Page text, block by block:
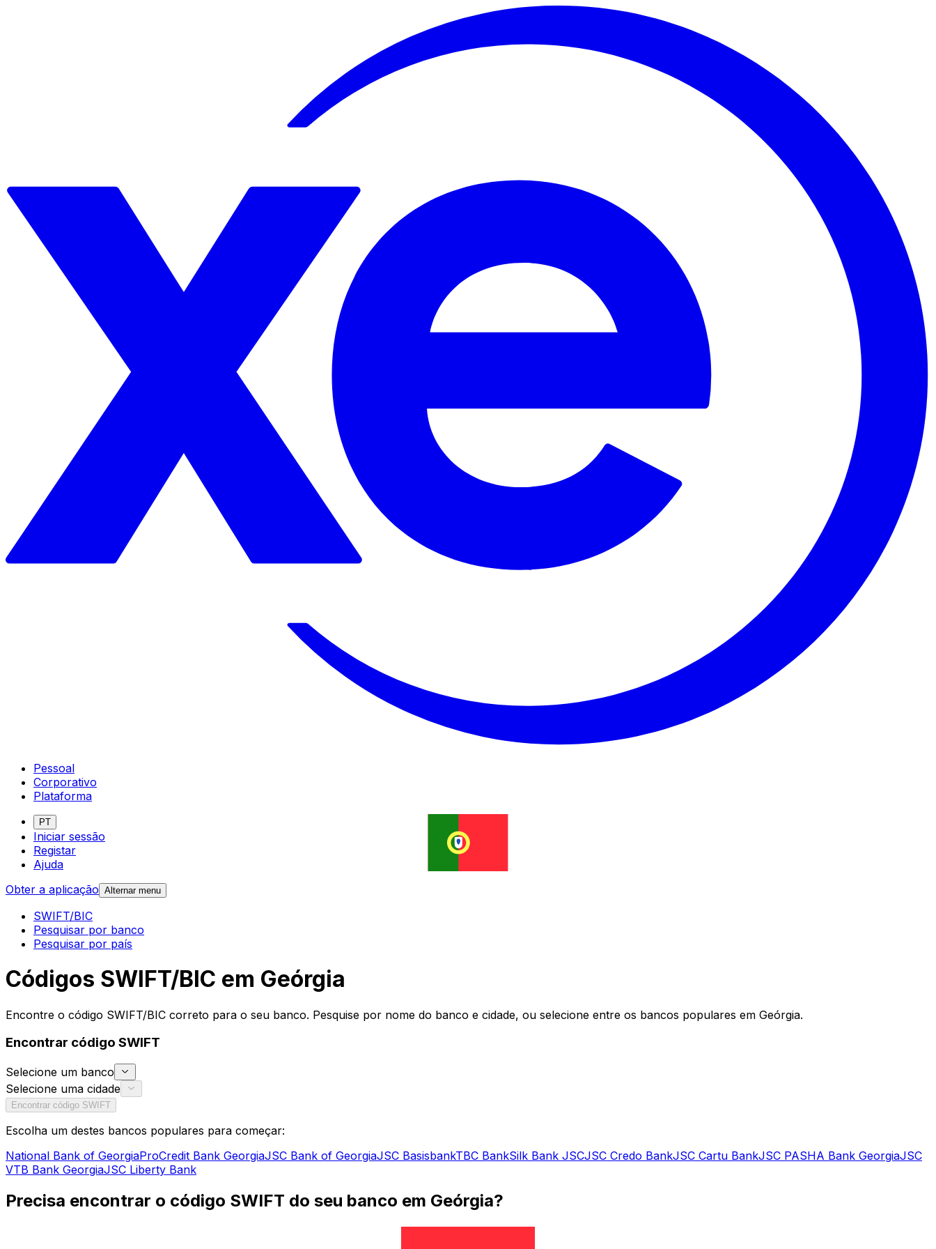
Pessoal
Corporativo
Plataforma
PT
Iniciar sessão
Registar
Ajuda
Obter a aplicação Alternar menu
SWIFT/BIC
Pesquisar por banco
Pesquisar por país
Códigos SWIFT/BIC em Geórgia
Encontre o código SWIFT/BIC correto para o seu banco. Pesquise por nome do banco e cidade, ou selecione entre os bancos populares em Geórgia.
Encontrar código SWIFT
Selecione um banco
Selecione uma cidade
Encontrar código SWIFT
Escolha um destes bancos populares para começar:
National Bank of GeorgiaProCredit Bank GeorgiaJSC Bank of GeorgiaJSC BasisbankTBC BankSilk Bank JSCJSC Credo BankJSC Cartu BankJSC PASHA Bank GeorgiaJSC
VTB Bank GeorgiaJSC Liberty Bank
Precisa encontrar o código SWIFT do seu banco em Geórgia?
Precisa de um código SWIFT/BIC para enviar ou receber uma transferência bancária internacional em Geórgia? Utilize nosso diretório para encontrar o código SWIFT